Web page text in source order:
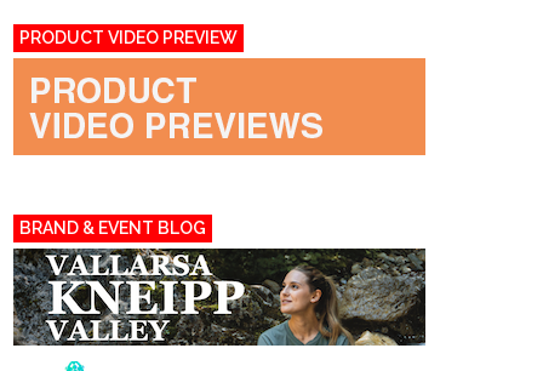
PRODUCT VIDEO PREVIEW
BRAND & EVENT BLOG